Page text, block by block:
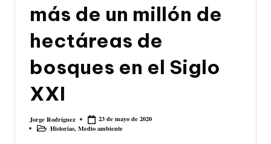
más de un millón de
hectáreas de
bosques en el Siglo
XXI
Publicado
por
Jorge Rodríguez
23 de mayo de 2020
PublicadoHistorias,Medio ambiente